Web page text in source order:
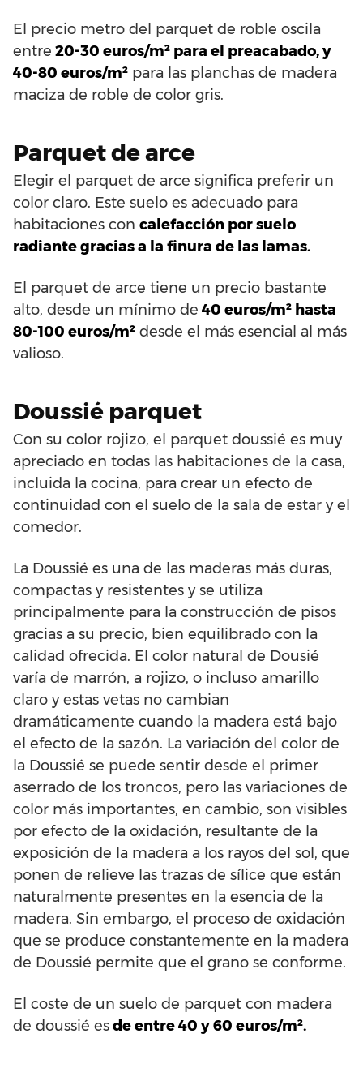
El precio metro del parquet de roble oscila
entre 20-30 euros/m² para el preacabado, y
40-80 euros/m² para las planchas de madera
maciza de roble de color gris.
Parquet de arce
Elegir el parquet de arce significa preferir un
color claro. Este suelo es adecuado para
habitaciones con calefacción por suelo
radiante gracias a la finura de las lamas.
El parquet de arce tiene un precio bastante
alto, desde un mínimo de 40 euros/m² hasta
80-100 euros/m² desde el más esencial al más
valioso.
Doussié parquet
Con su color rojizo, el parquet doussié es muy
apreciado en todas las habitaciones de la casa,
incluida la cocina, para crear un efecto de
continuidad con el suelo de la sala de estar y el
comedor.
La Doussié es una de las maderas más duras,
compactas y resistentes y se utiliza
principalmente para la construcción de pisos
gracias a su precio, bien equilibrado con la
calidad ofrecida. El color natural de Dousié
varía de marrón, a rojizo, o incluso amarillo
claro y estas vetas no cambian
dramáticamente cuando la madera está bajo
el efecto de la sazón. La variación del color de
la Doussié se puede sentir desde el primer
aserrado de los troncos, pero las variaciones de
color más importantes, en cambio, son visibles
por efecto de la oxidación, resultante de la
exposición de la madera a los rayos del sol, que
ponen de relieve las trazas de sílice que están
naturalmente presentes en la esencia de la
madera. Sin embargo, el proceso de oxidación
que se produce constantemente en la madera
de Doussié permite que el grano se conforme.
El coste de un suelo de parquet con madera
de doussié esde entre 40 y 60 euros/m².